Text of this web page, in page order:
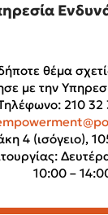
θέμα
με την
210 32
4 (ισόγειο),
10:00 –